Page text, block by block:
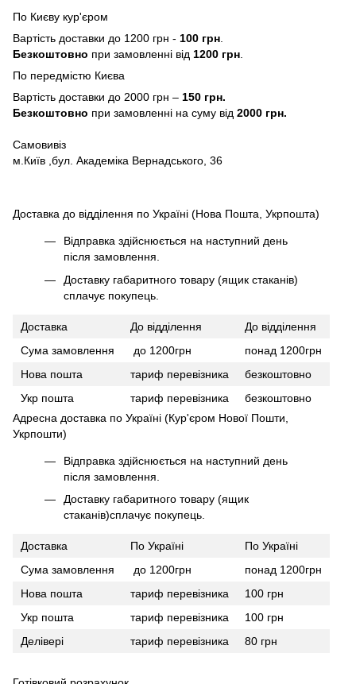
По Києву кур'єром
Вартість доставки до 1200 грн - 100 грн.
Безкоштовно при замовленні від 1200 грн.
По передмістю Києва
Вартість доставки до 2000 грн – 150 грн.
Безкоштовно при замовленні на суму від 2000 грн.
Самовивіз
м.Київ ,бул. Академіка Вернадського, 36
Доставка до відділення по Україні (Нова Пошта, Укрпошта)
Відправка здійснюється на наступний день
після замовлення.
Доставку габаритного товару (ящик стаканів)
сплачує покупець.
Доставка До відділення
До відділення
Сума замовлення
до 1200грн
понад 1200грн
Нова пошта
тариф перевізника
безкоштовно
Укр пошта
тариф перевізника
безкоштовно
Адресна доставка по Україні (Кур'єром Нової Пошти,
Укрпошти)
Відправка здійснюється на наступний день
після замовлення.
Доставку габаритного товару (ящик
стаканів)сплачує покупець.
Доставка По Україні
По Україні
Сума замовлення
до 1200грн
понад 1200грн
Нова пошта
тариф перевізника
100 грн
Укр пошта
тариф перевізника
100 грн
Делівері
тариф перевізника 80 грн